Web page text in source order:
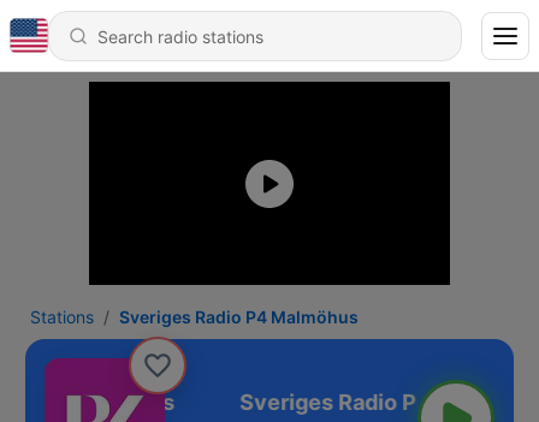
Stations Sveriges Radio P4 Malmöhus
P4 Malmöhus